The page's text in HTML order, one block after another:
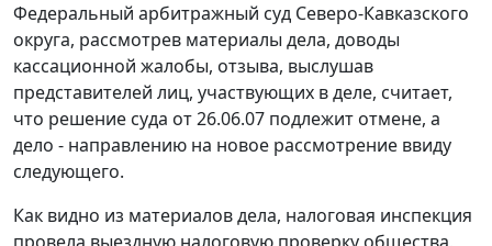
Федеральный арбитражный суд Северо-Кавказского
округа, рассмотрев материалы дела, доводы
кассационной жалобы, отзыва, выслушав
представителей лиц, участвующих в деле, считает,
что решение суда от 26.06.07 подлежит отмене, а
дело - направлению на новое рассмотрение ввиду
следующего.
Как видно из материалов дела, налоговая инспекция